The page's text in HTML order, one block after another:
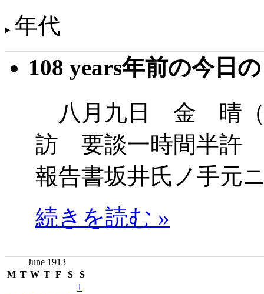
年代
108 years年前の今日
八月九日 金 晴（
訪 要談一時間半許
報告書坂井氏ノ手元
続きを読む »
June 1913
M T W T F S S
1